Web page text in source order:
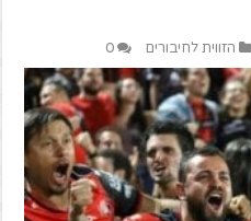
הזווית לחיבורים 0